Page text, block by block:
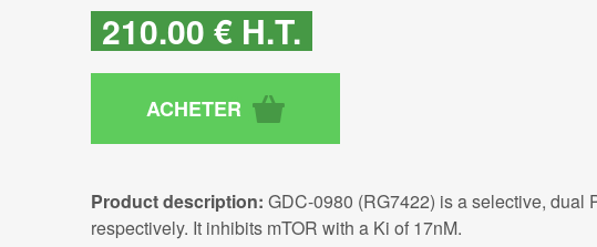
210.00 € H.T.
Product description: GDC-0980 (RG7422) is a selective, dual
respectively. It inhibits mTOR with a Ki of 17nM.